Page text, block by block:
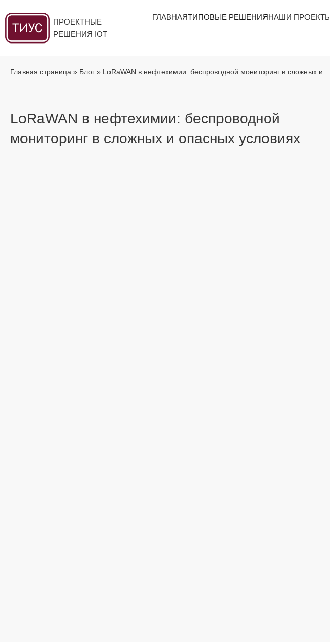
содержимому
ПРОЕКТНЫЕ
РЕШЕНИЯ IOT
ГЛАВНАЯТИПОВЫЕ РЕШЕНИЯ НАШИ ПРОЕКТЫ
Главная страница » Блог » LoRaWAN в нефтехимии: беспроводной мониторинг в сложных и...
LoRaWAN в нефтехимии: беспроводной
мониторинг в сложных и опасных условиях